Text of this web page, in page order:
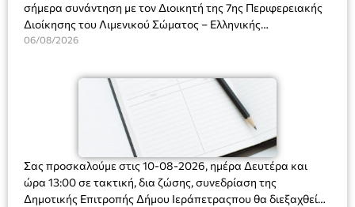
σήμερα συνάντηση με τον Διοικητή της 7ης Περιφερειακής
Διοίκησης του Λιμενικού Σώματος – Ελληνικής
Ακτοφυλακής (Λ.Σ.-ΕΛ.ΑΚΤ.), Αρχιπλοίαρχο Λ.Σ. κ. Ιωάννη
06/08/2026
Σας προσκαλούμε στις 10-08-2026, ημέρα Δευτέρα και
ώρα 13:00 σε τακτική, δια ζώσης, συνεδρίαση της
Δημοτικής Επιτροπής Δήμου Ιεράπετραςπου θα διεξαχθεί